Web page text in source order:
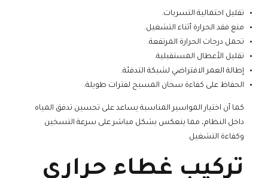
تقليل احتمالية التسربات.
منع فقد الحرارة أثناء التشغيل.
تحمل درجات الحرارة المرتفعة.
تقليل الأعطال المستقبلية.
إطالة العمر الافتراضي لشبكة التدفئة.
الحفاظ على كفاءة سخان المسبح لفترات طويلة.
كما أن اختيار المواسير المناسبة يساعد على تحسين تدفق المياه
داخل النظام، مما ينعكس بشكل مباشر على سرعة التسخين
وكفاءة التشغيل.
تركيب غطاء حراري